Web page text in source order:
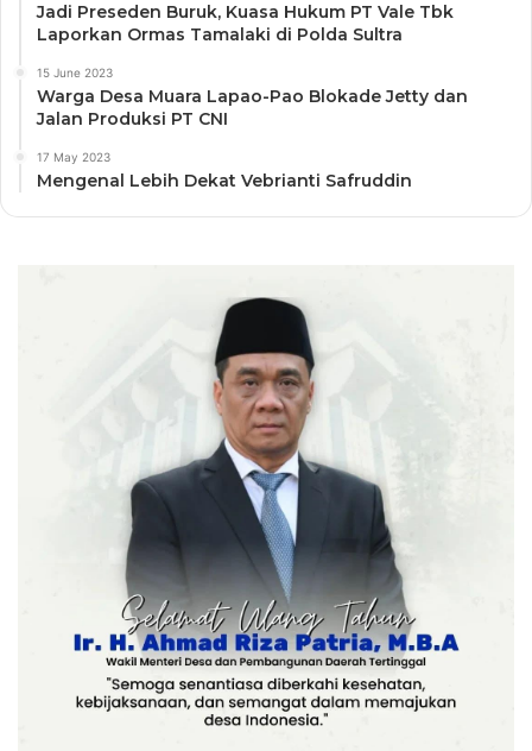
Jadi Preseden Buruk, Kuasa Hukum PT Vale Tbk
Laporkan Ormas Tamalaki di Polda Sultra
15 June 2023
Warga Desa Muara Lapao-Pao Blokade Jetty dan
Jalan Produksi PT CNI
17 May 2023
Mengenal Lebih Dekat Vebrianti Safruddin